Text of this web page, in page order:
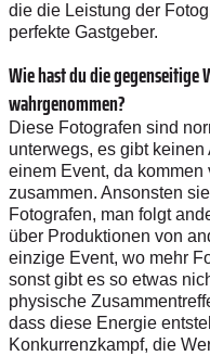
die die Leistung der
perfekte Gastgeber.
Wie hast du die gegenseitige
wahrgenommen?
Diese Fotografen sind
unterwegs, es gibt
einem Event, da
zusammen. Ansonsten
Fotografen, man folgt
über Produktionen von
einzige Event, wo mehr
sonst gibt es so etwas
physische
dass diese Energie
Konkurrenzkampf, die